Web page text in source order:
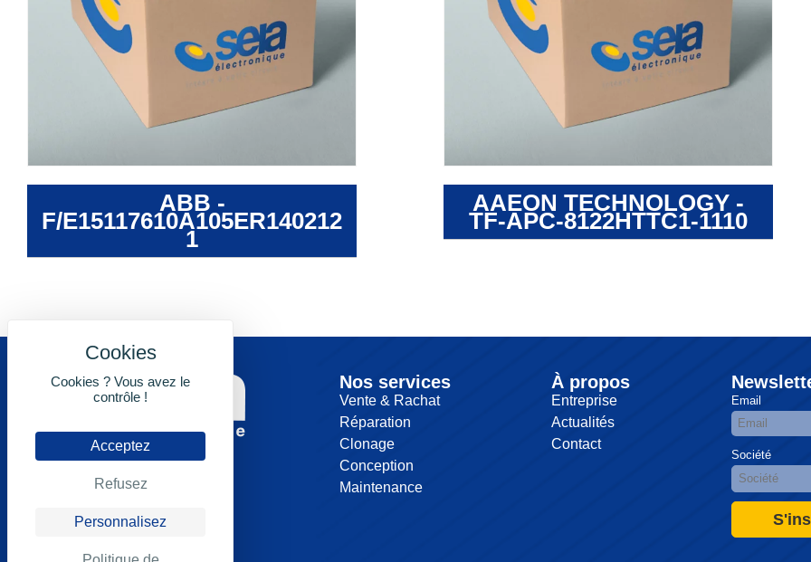
Cookies ? Vous avez le
contrôle !
Acceptez
Refusez
Personnalisez
ABB -
F/E15117610A105ER140212
1
AAEON TECHNOLOGY -
TF-APC-8122HTTC1-1110
Nos services
Vente & Rachat
Réparation
Clonage
Conception
Maintenance
À propos
Entreprise
Actualités
Contact
Email
Société